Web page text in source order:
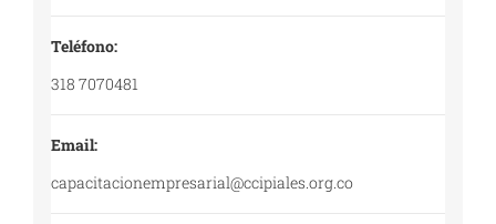
Teléfono:
318 7070481
Email:
capacitacionempresarial@ccipiales.org.co